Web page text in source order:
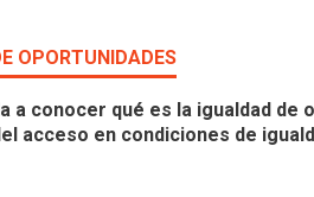
OPORTUNIDADES
a conocer qué es la igualdad
acceso en condiciones de